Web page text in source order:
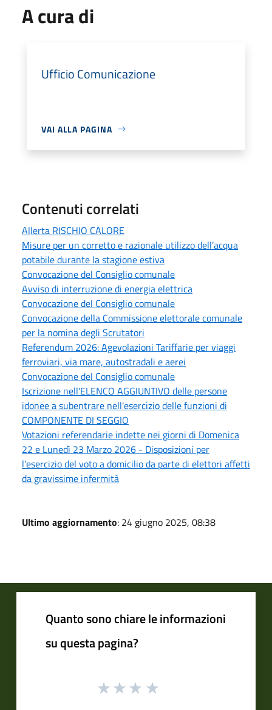
A cura di
Ufficio Comunicazione
VAI ALLA PAGINA
Contenuti correlati
Allerta RISCHIO CALORE
Misure per un corretto e razionale utilizzo dell’acqua
potabile durante la stagione estiva
Convocazione del Consiglio comunale
Avviso di interruzione di energia elettrica
Convocazione del Consiglio comunale
Convocazione della Commissione elettorale comunale
per la nomina degli Scrutatori
Referendum 2026: Agevolazioni Tariffarie per viaggi
ferroviari, via mare, autostradali e aerei
Convocazione del Consiglio comunale
Iscrizione nell'ELENCO AGGIUNTIVO delle persone
idonee a subentrare nell'esercizio delle funzioni di
COMPONENTE DI SEGGIO
Votazioni referendarie indette nei giorni di Domenica
22 e Lunedì 23 Marzo 2026 - Disposizioni per
l’esercizio del voto a domicilio da parte di elettori affetti
da gravissime infermità
Ultimo aggiornamento: 24 giugno 2025, 08:38
Quanto sono chiare le informazioni
su questa pagina?